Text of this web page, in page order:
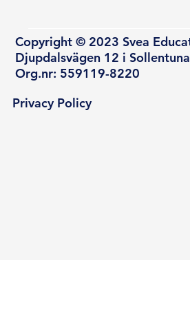
Copyright © 2023 Svea
Djupdalsvägen 12 i
Org.nr: 559119-8220
Privacy Policy